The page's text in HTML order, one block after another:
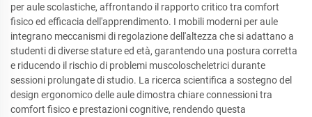
per aule scolastiche, affrontando il rapporto critico tra comfort
fisico ed efficacia dell'apprendimento. I mobili moderni per aule
integrano meccanismi di regolazione dell'altezza che si adattano a
studenti di diverse stature ed età, garantendo una postura corretta
e riducendo il rischio di problemi muscoloscheletrici durante
sessioni prolungate di studio. La ricerca scientifica a sostegno del
design ergonomico delle aule dimostra chiare connessioni tra
comfort fisico e prestazioni cognitive, rendendo questa